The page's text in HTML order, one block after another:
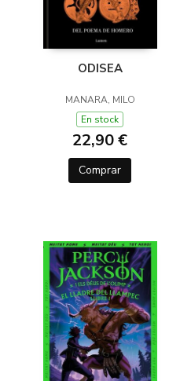
ODISEA
MANARA, MILO
En stock
22,90 €
Comprar